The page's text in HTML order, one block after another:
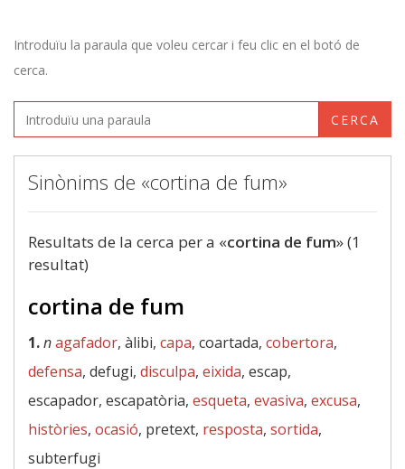
Introduïu la paraula que voleu cercar i feu clic en el botó de
cerca.
CERCA
Sinònims de «cortina de fum»
Resultats de la cerca per a «cortina de fum» (1
resultat)
cortina de fum
1.nagafador, àlibi, capa, coartada, cobertora,
defensa, defugi, disculpa, eixida, escap,
escapador, escapatòria, esqueta, evasiva, excusa,
històries, ocasió, pretext, resposta, sortida,
subterfugi